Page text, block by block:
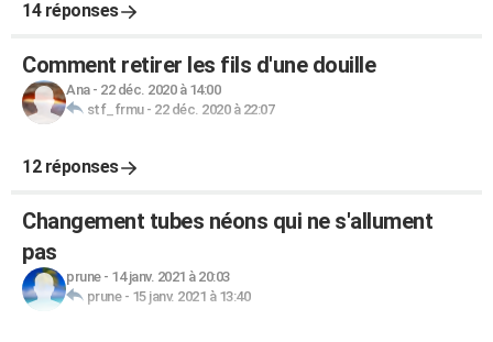
14 réponses
Comment retirer les fils d'une douille
Ana- 22 déc. 2020 à 14:00
stf_frmu- 22 déc. 2020 à 22:07
12 réponses
Changement tubes néons qui ne s'allument
pas
prune- 14 janv. 2021 à 20:03
prune- 15 janv. 2021 à 13:40